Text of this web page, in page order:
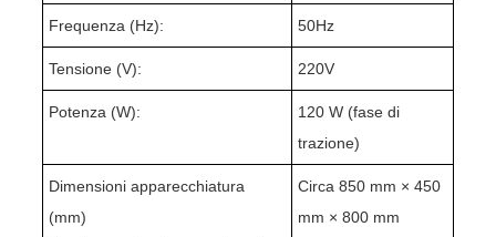
Frequenza (Hz): 50Hz
Tensione (V): 220V
Potenza (W):
120 W (fase di
trazione)
Dimensioni apparecchiatura
(mm)
Circa 850 mm × 450
mm × 800 mm